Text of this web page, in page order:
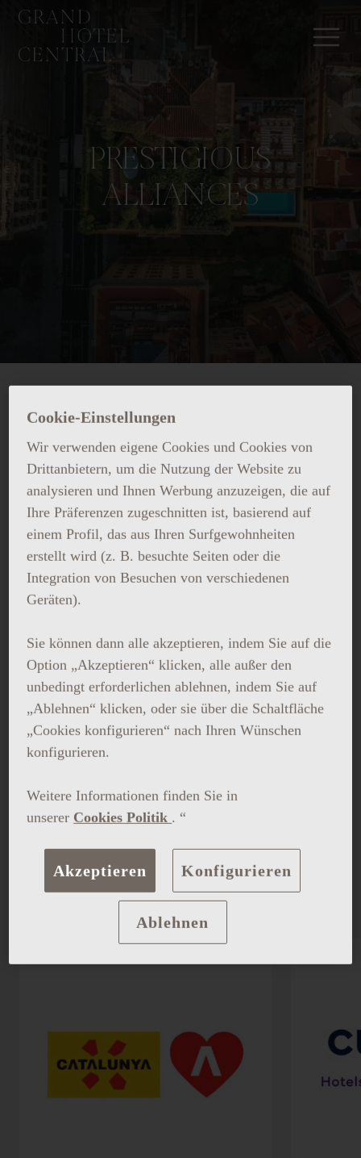
PRESTIGIOUS
ALLIANCES
GRAND HOTEL CENTRAL
SIGNATURE
PARTNERSHIPS
Das Grand Hotel Central erfüllt mit Stolz die
höchsten Standards des Luxus, bestätigt
durch renommierte Zertifizierungen, die
unser Engagement für Exzellenz,
Nachhaltigkeit und erstklassigen Service
exklusive Partnerschaften mit führenden
internationalen Marken und Institutionen
bieten wir unseren Gästen einzigartige
Privilegien und Premium-Erlebnisse, die den
zeitgenössischen Luxus definieren.
MITGLIEDSCHAFT
RESTAURANT-AUSZEICHNUNGEN
Cookie-Einstellungen
Wir verwenden eigene Cookies und Cookies von
Drittanbietern, um die Nutzung der Website zu
analysieren und Ihnen Werbung anzuzeigen, die auf
Ihre Präferenzen zugeschnitten ist, basierend auf
einem Profil, das aus Ihren Surfgewohnheiten
erstellt wird (z. B. besuchte Seiten oder die
Integration von Besuchen von verschiedenen
Geräten).
Sie können dann alle akzeptieren, indem Sie auf die
Option „Akzeptieren“ klicken, alle außer den
unbedingt erforderlichen ablehnen, indem Sie auf
„Ablehnen“ klicken, oder sie über die Schaltfläche
„Cookies konfigurieren“ nach Ihren Wünschen
konfigurieren.
Weitere Informationen finden Sie in
unserer Cookies Politik . “
Ablehnen
Akzeptieren Konfigurieren